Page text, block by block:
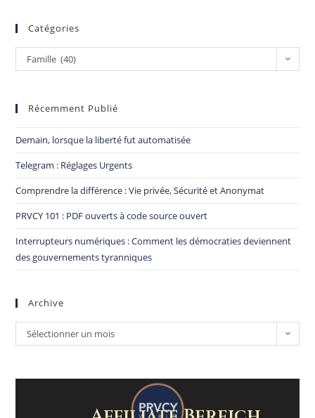
Catégories
Famille (40)
Récemment Publié
Demain, lorsque la liberté fut automatisée
Telegram : Réglages Urgents
Comprendre la différence : Vie privée, Sécurité et Anonymat
PRVCY 101 : PDF ouverts à code source ouvert
Interrupteurs numériques : Comment les démocraties deviennent
des gouvernements tyranniques
Archive
Sélectionner un mois